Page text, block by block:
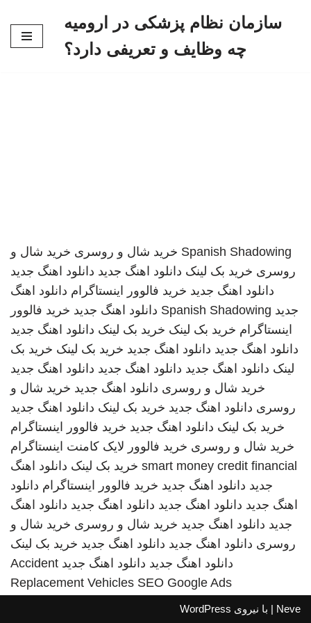
سازمان نظام پزشکی در ارومیه
چه وظایف و تعریفی دارد؟
Spanish Shadowing خرید شال و روسری خرید شال و
روسری خرید بک لینک دانلود اهنگ جدید دانلود اهنگ جدید
دانلود اهنگ جدید خرید فالوور اینستاگرام دانلود اهنگ
جدید Spanish Shadowing دانلود اهنگ جدید خرید فالوور
اینستاگرام خرید بک لینک خرید بک لینک دانلود اهنگ جدید
دانلود اهنگ جدید دانلود اهنگ جدید خرید بک لینک خرید بک
لینک دانلود اهنگ جدید دانلود اهنگ جدید دانلود اهنگ جدید
خرید شال و روسری دانلود اهنگ جدید خرید شال و
روسری دانلود اهنگ جدید خرید بک لینک دانلود اهنگ جدید
خرید بک لینک دانلود اهنگ جدید خرید فالوور اینستاگرام
خرید شال و روسری خرید فالوور لایک کامنت اینستاگرام
smart money credit financial خرید بک لینک دانلود اهنگ
جدید دانلود اهنگ جدید خرید فالوور اینستاگرام دانلود
اهنگ جدید دانلود اهنگ جدید دانلود اهنگ جدید دانلود اهنگ
جدید دانلود اهنگ جدید خرید شال و روسری خرید شال و
روسری دانلود اهنگ جدید دانلود اهنگ جدید خرید بک لینک
دانلود اهنگ جدید دانلود اهنگ جدید Accident
Replacement Vehicles SEO Google Ads
Neve | با نیروی WordPress